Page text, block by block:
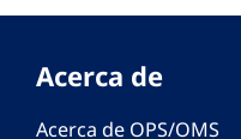
Acerca de
Acerca de OPS/OMS